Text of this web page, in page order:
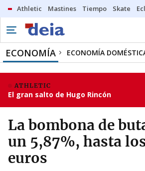
Athletic Mastines Tiempo Skate
ECONOMÍA ECONOMÍA
ATHLETIC
El gran salto de Hugo Rincón
La bombona de
un 5,87%, hasta
euros